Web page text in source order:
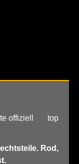
offiziell top
Rod,